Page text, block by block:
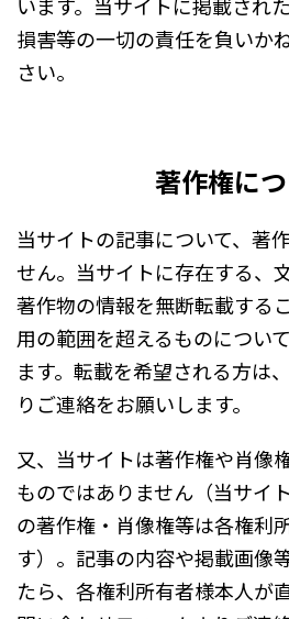
損害等の一切の責任を負いか
さい。
著作権に
当サイトの記事について、著
せん。当サイトに存在する、
著作物の情報を無断転載する
用の範囲を超えるものについ
ます。転載を希望される方は、
りご連絡をお願いします。
又、当サイトは著作権や肖像
ものではありません（当サイ
の著作権・肖像権等は各権利
す）。記事の内容や掲載画像
たら、各権利所有者様本人が